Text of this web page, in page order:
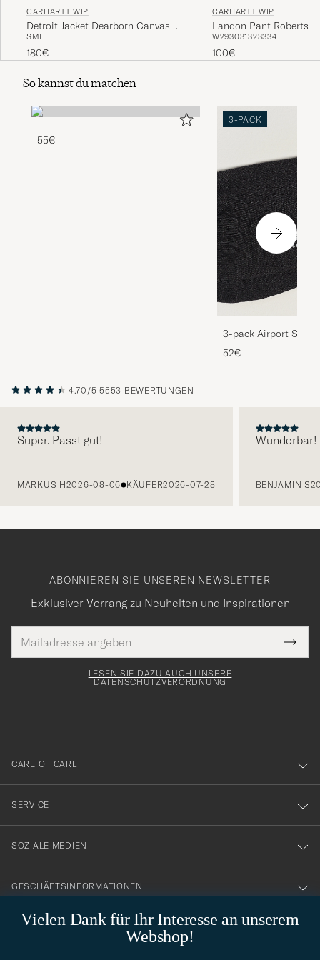
CARHARTT WIP
Detroit Jacket Dearborn Canvas
Black
SML
180€
CARHARTT WIP
Landon Pant
Blue Rinsed
W293031323334
100€
So kannst du matchen
55€
3-PACK
3-pack Airport
Melange
52€
4.70/5 5553 BEWERTUNGEN
Super. Passt gut!
MARKUS H2026-08-06 KÄUFER2026-07-28
Wunderbar!
BENJAMIN S
Vielen Dank für Ihr Interesse an unserem
Webshop!
ABONNIEREN SIE UNSEREN NEWSLETTER
Exklusiver Vorrang zu Neuheiten und Inspirationen
Mail
Adresse
Tack
för
dig
till
vårt
nyhetsbrev!
LESEN SIE DAZU AUCH UNSERE
DATENSCHUTZVERORDNUNG
CARE OF CARL
SERVICE
SOZIALE MEDIEN
GESCHÄFTSINFORMATIONEN